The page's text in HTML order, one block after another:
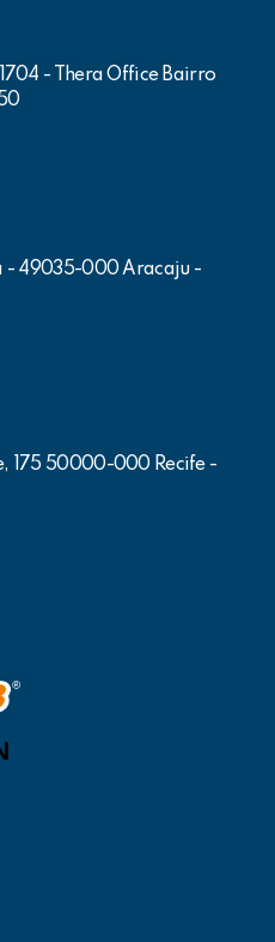
1704 - Thera Office Bairro
- 49035-000 Aracaju -
175 50000-000 Recife -